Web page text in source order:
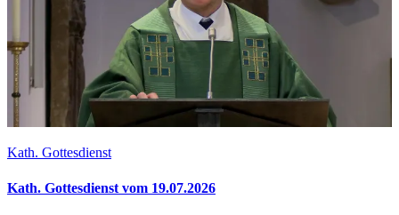
Kath. Gottesdienst
Kath. Gottesdienst vom 19.07.2026